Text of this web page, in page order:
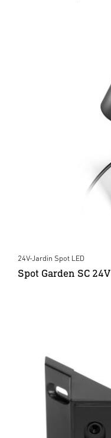
24V-Jardin Spot LED
Spot Garden SC 24V